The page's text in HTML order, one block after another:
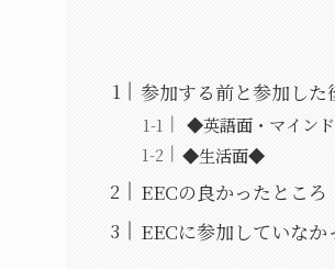
参加する前と参加した
◆英語面・マイン
◆生活面◆
EECの良かったところ
EECに参加していな